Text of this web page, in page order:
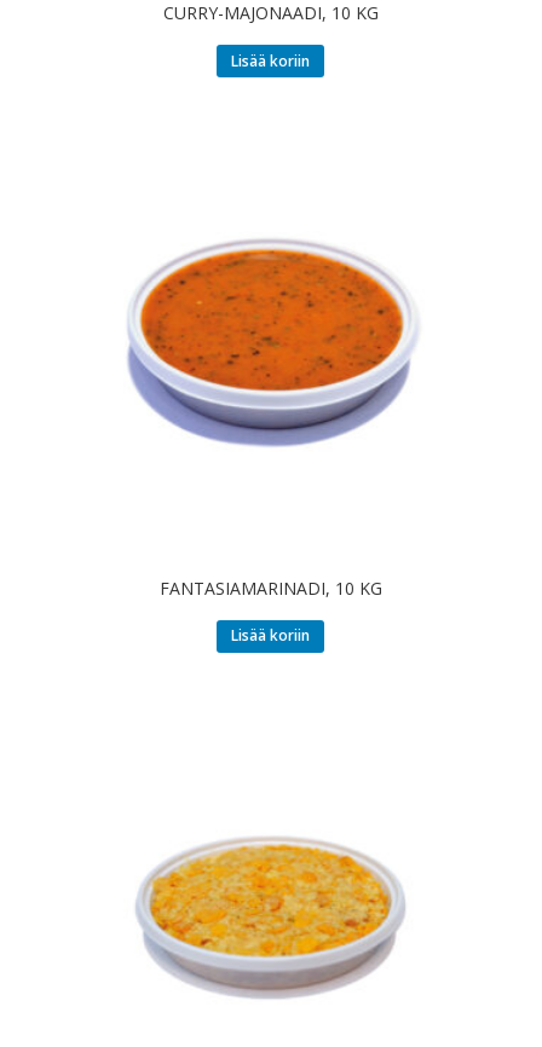
CURRY-MAJONAADI, 10 KG
Lisää koriin
FANTASIAMARINADI, 10 KG
Lisää koriin